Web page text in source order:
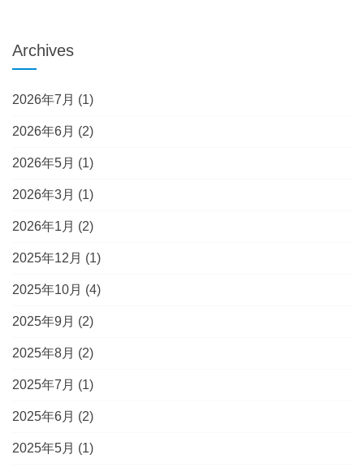
Archives
2026年7月 (1)
2026年6月 (2)
2026年5月 (1)
2026年3月 (1)
2026年1月 (2)
2025年12月 (1)
2025年10月 (4)
2025年9月 (2)
2025年8月 (2)
2025年7月 (1)
2025年6月 (2)
2025年5月 (1)